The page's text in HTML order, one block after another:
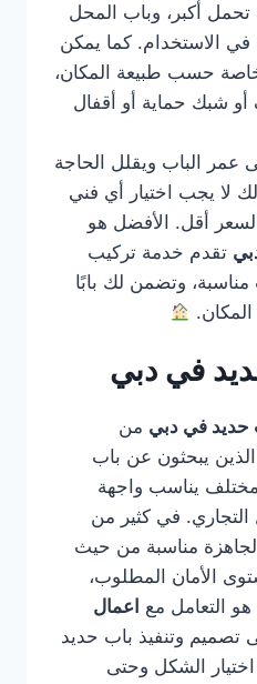
تحمل أكبر، وباب المحل
في الاستخدام. كما يمكن
حسب طبيعة المكان،
أو شبك حماية أو أقفال
عمر الباب ويقلل الحاجة
لا يجب اختيار أي فني
أقل. الأفضل هو
تقدم خدمة تركيب
مناسبة، وتضمن لك بابًا
في دبي
حديد في دبي من
الذين يبحثون عن باب
يناسب واجهة
التجاري. في كثير من
الجاهزة مناسبة من حيث
الأمان المطلوب،
التعامل مع اعمال
تصميم وتنفيذ باب حديد
الشكل وحتى